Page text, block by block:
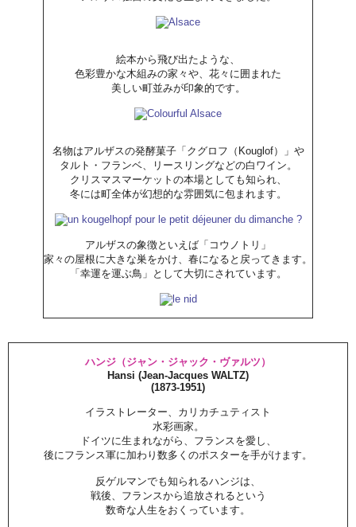
絵本から飛び出たような、
色彩豊かな木組みの家々や、花々に囲まれた
美しい町並みが印象的です。
名物はアルザスの発酵菓子「クグロフ（Kouglof）」や
タルト・フランベ、リースリングなどの白ワイン。
クリスマスマーケットの本場としても知られ、
冬には町全体が幻想的な雰囲気に包まれます。
アルザスの象徴といえば「コウノトリ」
家々の屋根に大きな巣をかけ、春になると戻ってきます。
「幸運を運ぶ鳥」として大切にされています。
ハンジ（ジャン・ジャック・ヴァルツ）
Hansi (Jean-Jacques WALTZ)
(1873-1951)
イラストレーター、カリカチュティスト
水彩画家。
ドイツに生まれながら、フランスを愛し、
後にフランス軍に加わり数多くのポスターを手がけます。
反ゲルマンでも知られるハンジは、
戦後、フランスから追放されるという
数奇な人生をおくっています。